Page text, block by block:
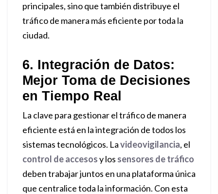
principales, sino que también distribuye el
tráfico de manera más eficiente por toda la
ciudad.
6. Integración de Datos:
Mejor Toma de Decisiones
en Tiempo Real
La clave para gestionar el tráfico de manera
eficiente está en la integración de todos los
sistemas tecnológicos. Lavideovigilancia, el
control de accesosy los sensores de tráfico
deben trabajar juntos en una plataforma única
que centralice toda la información. Con esta